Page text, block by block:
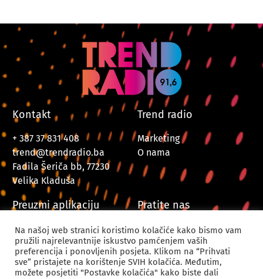
Kontakt
+ 387 37 831 408
trend@trendradio.ba
Fadila Šeriča bb, 77230
Velika Kladuša
Trend radio
Marketing
O nama
Preuzmi aplikaciju Pratite nas
Na našoj web stranici koristimo kolačiće kako bismo vam
pružili najrelevantnije iskustvo pamćenjem vaših
preferencija i ponovljenih posjeta. Klikom na “Prihvati
sve” pristajete na korištenje SVIH kolačića. Međutim,
možete posjetiti "Postavke kolačića" kako biste dali